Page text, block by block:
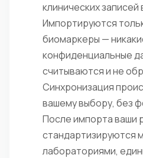
клинических записей
Импортируются
биомаркеры —
конфиденциальные
считываются и не
Синхронизация
вашему выбору, без
После импорта ваши
стандартизируются
лабораториями,